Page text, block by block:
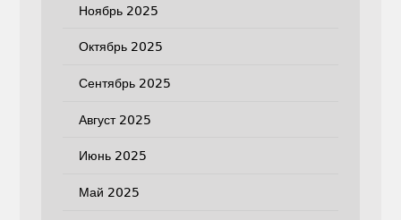
Ноябрь 2025
Октябрь 2025
Сентябрь 2025
Август 2025
Июнь 2025
Май 2025